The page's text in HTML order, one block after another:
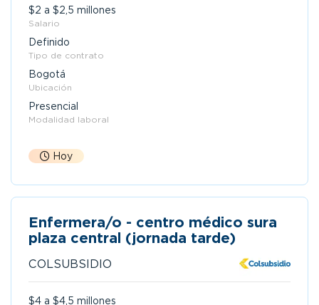
$2 a $2,5 millones
Salario
Definido
Tipo de contrato
Bogotá
Ubicación
Presencial
Modalidad laboral
Hoy
Enfermera/o - centro médico sura
plaza central (jornada tarde)
COLSUBSIDIO
$4 a $4,5 millones